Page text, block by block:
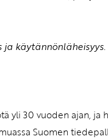
yli 30 vuoden ajan, ja
Suomen